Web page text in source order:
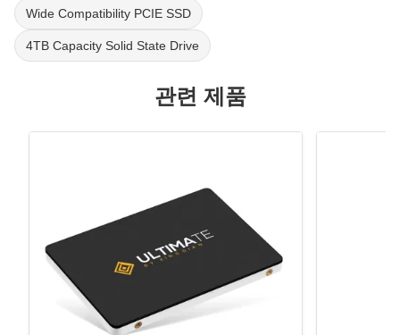
Wide Compatibility PCIE SSD
4TB Capacity Solid State Drive
관련 제품